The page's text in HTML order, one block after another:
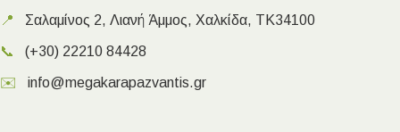
📍 Σαλαμίνος 2, Λιανή Άμμος, Χαλκίδα, ΤΚ34100
📞 (+30) 22210 84428
✉️ info@megakarapazvantis.gr